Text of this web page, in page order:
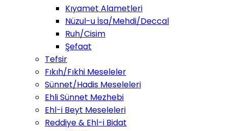
Kıyamet Alametleri
Nüzul-u İsa/Mehdi/Deccal
Ruh/Cisim
Şefaat
Tefsir
Fıkıh/Fıkhi Meseleler
Sünnet/Hadis Meseleleri
Ehli Sünnet Mezhebi
Ehl-i Beyt Meseleleri
Reddiye & Ehl-i Bidat